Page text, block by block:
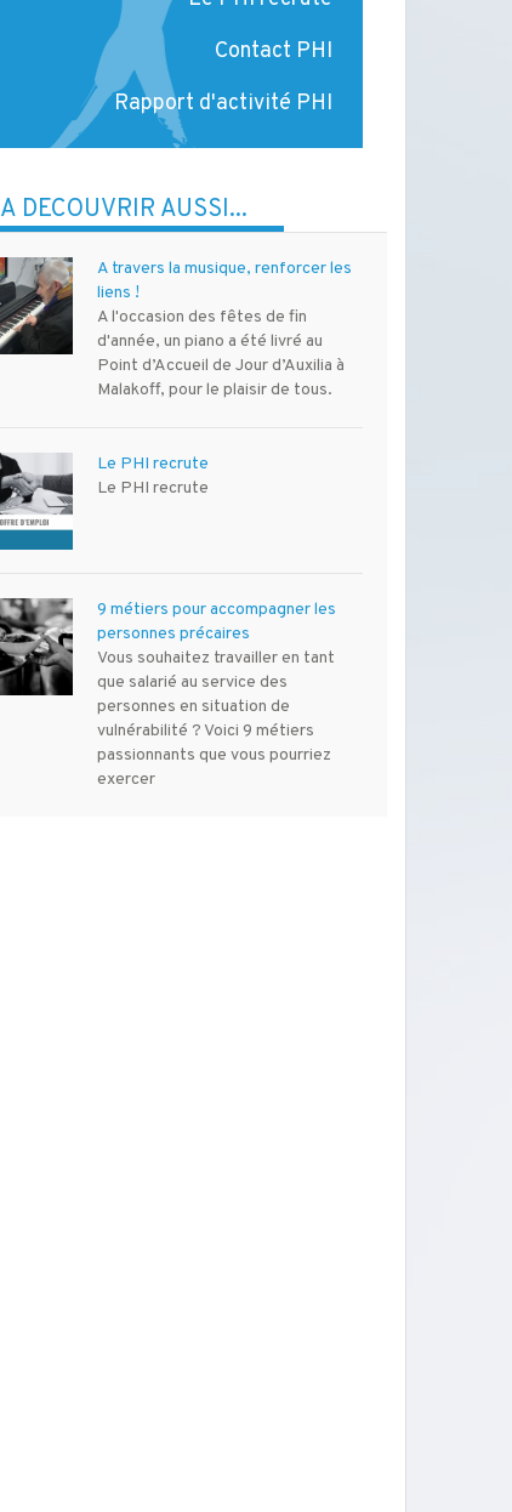
Contact PHI
Rapport d'activité PHI
À DÉCOUVRIR AUSSI...
A travers la musique, renforcer les
liens !
A l'occasion des fêtes de fin
d'année, un piano a été livré au
Point d’Accueil de Jour d’Auxilia à
Malakoff, pour le plaisir de tous.
Le PHI recrute
Le PHI recrute
9 métiers pour accompagner les
personnes précaires
Vous souhaitez travailler en tant
que salarié au service des
personnes en situation de
vulnérabilité ? Voici 9 métiers
passionnants que vous pourriez
exercer